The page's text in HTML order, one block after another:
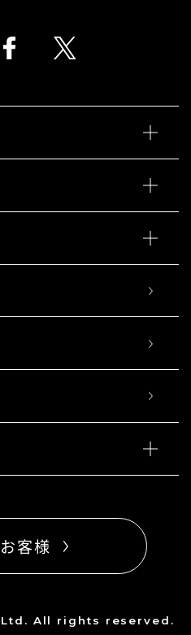
客様
All rights reserved.